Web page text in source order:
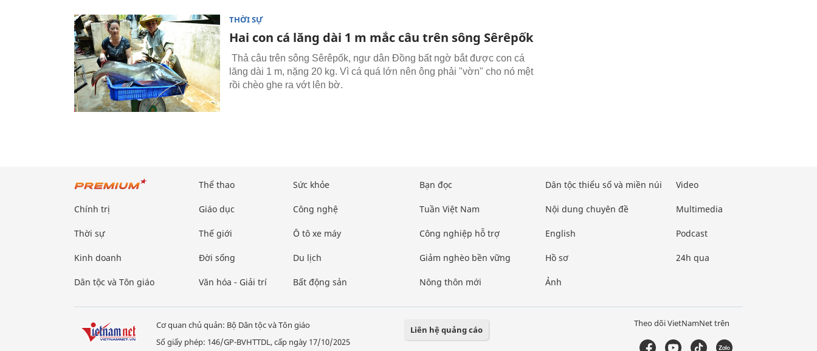
THỜI SỰ
Hai con cá lăng dài 1 m mắc câu trên sông Sêrêpốk
Thả câu trên sông Sêrêpốk, ngư dân Đồng bất ngờ bắt được con cá
lăng dài 1 m, nặng 20 kg. Vì cá quá lớn nên ông phải "vờn" cho nó mệt
rồi chèo ghe ra vớt lên bờ.
Chính trị
Thời sự
Kinh doanh
Dân tộc và Tôn giáo
Thể thao
Giáo dục
Thế giới
Đời sống
Văn hóa - Giải trí
Sức khỏe
Công nghệ
Ô tô xe máy
Du lịch
Bất động sản
Bạn đọc
Tuần Việt Nam
Công nghiệp hỗ trợ
Giảm nghèo bền vững
Nông thôn mới
Dân tộc thiểu số và miền núi
Nội dung chuyên đề
English
Hồ sơ
Ảnh
Video
Multimedia
Podcast
24h qua
Cơ quan chủ quản: Bộ Dân tộc và Tôn giáo
Số giấy phép: 146/GP-BVHTTDL, cấp ngày 17/10/2025
Liên hệ quảng cáo
Theo dõi VietNamNet trên